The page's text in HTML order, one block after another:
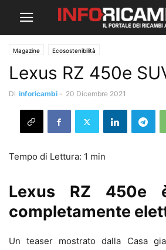
Magazine Ecosostenibilità
Lexus RZ 450e
Di inforicambi - 20 Dicembre 2021
Lexus RZ 450e
completamente
Un teaser mostrato dalla Casa